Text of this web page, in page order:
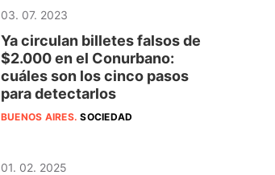
03. 07. 2023
Ya circulan billetes falsos de
$2.000 en el Conurbano:
cuáles son los cinco pasos
para detectarlos
BUENOS AIRES.SOCIEDAD
01. 02. 2025